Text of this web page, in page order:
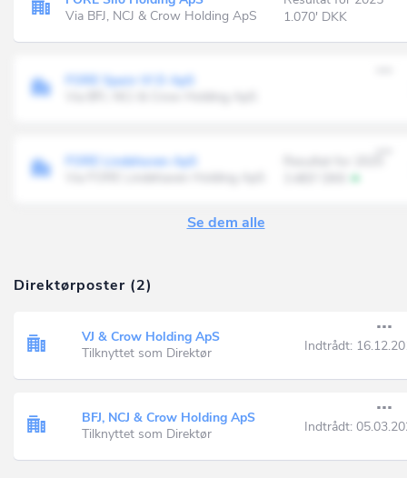
Via BFJ, NCJ & Crow Holding ApS
1.070' DKK
FORE Spain VI D ApS
FORE Lindehaven ApS
Se dem alle
Direktørposter (2)
VJ & Crow Holding ApS
Tilknyttet som Direktør
Indtrådt:
BFJ, NCJ & Crow Holding ApS
Tilknyttet som Direktør
Indtrådt: